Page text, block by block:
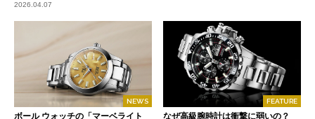
2026.04.07
NEWS
ボール ウォッチの「マーベライト
FEATURE
なぜ高級腕時計は衝撃に弱いの？